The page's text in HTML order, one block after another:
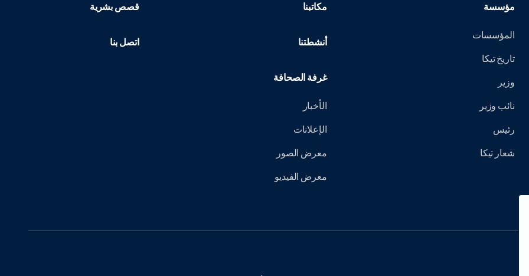
مؤسسة
المؤسسات
تاريخ تيكا
وزير
نائب وزير
رئيس
شعار تيكا
مكاتبنا
أنشطتنا
غرفة الصحافة
الأخبار
الإعلانات
معرض الصور
معرض الفيديو
قصص بشرية
اتصل بنا